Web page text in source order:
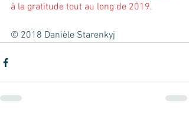
à la gratitude tout au long de 2019.
© 2018 Danièle Starenkyj